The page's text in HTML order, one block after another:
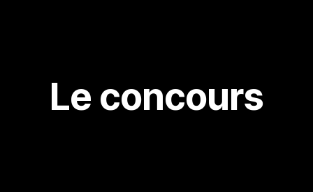
Le concours